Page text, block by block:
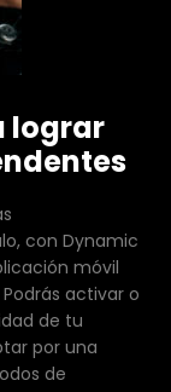
lograr
con Dynamic
móvil
activar o
de tu
por una
de